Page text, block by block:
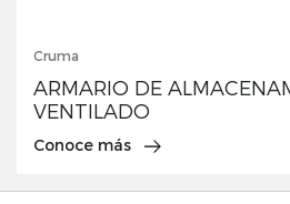
Cruma
ARMARIO DE
VENTILADO
Conoce más